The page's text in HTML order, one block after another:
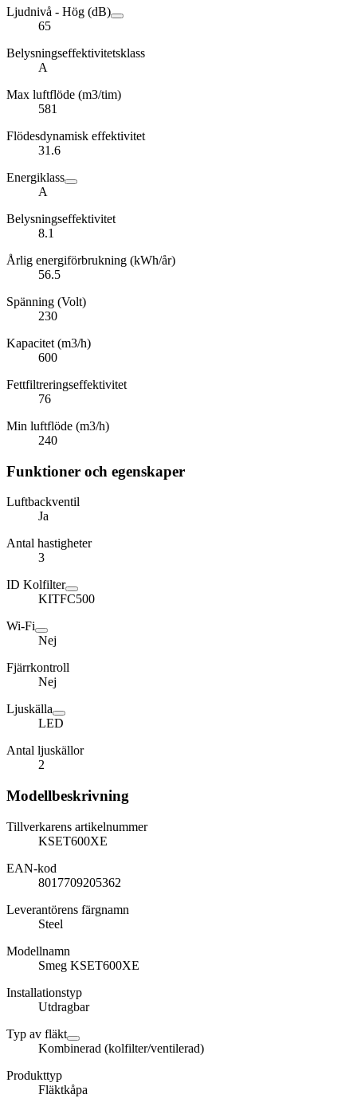
Ljudnivå - Hög (dB)
65
Belysningseffektivitetsklass
A
Max luftflöde (m3/tim)
581
Flödesdynamisk effektivitet
31.6
Energiklass
A
Belysningseffektivitet
8.1
Årlig energiförbrukning (kWh/år)
56.5
Spänning (Volt)
230
Kapacitet (m3/h)
600
Fettfiltreringseffektivitet
76
Min luftflöde (m3/h)
240
Funktioner och egenskaper
Luftbackventil
Ja
Antal hastigheter
3
ID Kolfilter
KITFC500
Wi-Fi
Nej
Fjärrkontroll
Nej
Ljuskälla
LED
Antal ljuskällor
2
Modellbeskrivning
Tillverkarens artikelnummer
KSET600XE
EAN-kod
8017709205362
Leverantörens färgnamn
Steel
Modellnamn
Smeg KSET600XE
Installationstyp
Utdragbar
Typ av fläkt
Kombinerad (kolfilter/ventilerad)
Produkttyp
Fläktkåpa